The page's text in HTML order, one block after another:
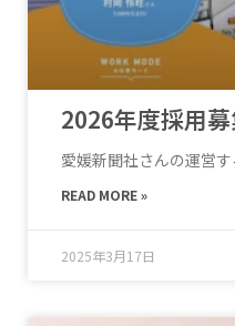
2026年度採用募
愛媛新聞社さんの運営
READ MORE »
2025年3月17日